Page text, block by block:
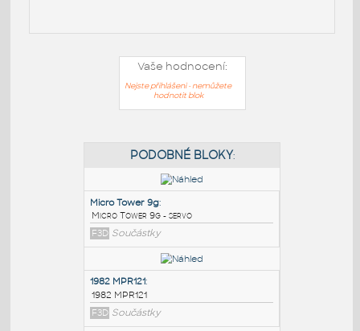
Vaše hodnocení:
Nejste přihlášeni - nemůžete
hodnotit blok